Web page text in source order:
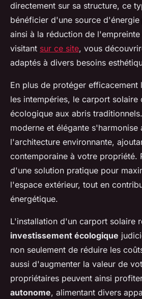
directement sur sa structure, ce
bénéficier d'une source
ainsi à la réduction de
visitant sur ce site, vous
adaptés à divers besoins
En plus de protéger efficacement
les intempéries, le carport solaire
écologique aux abris
moderne et élégante s'harmonise
l'architecture environnante,
contemporaine à votre propriété.
d'une solution pratique pour
l'espace extérieur, tout en
énergétique.
L'installation d'un carport solaire
investissement écologique
non seulement de réduire les
aussi d'augmenter la valeur de
propriétaires peuvent ainsi
autonome, alimentant divers